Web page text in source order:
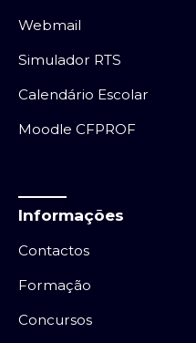
Webmail
Simulador RTS
Calendário Escolar
Moodle CFPROF
Informações
Contactos
Formação
Concursos